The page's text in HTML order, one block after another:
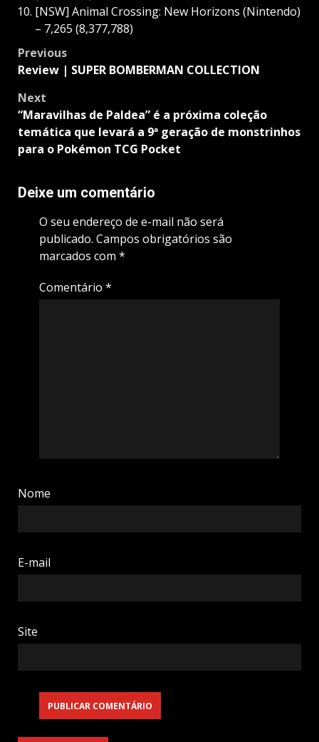
[NSW] Animal Crossing: New Horizons (Nintendo)
– 7,265 (8,377,788)
Post
navigation
Previous
Review | SUPER BOMBERMAN COLLECTION
Next
“Maravilhas de Paldea” é a próxima coleção
temática que levará a 9ª geração de monstrinhos
para o Pokémon TCG Pocket
Deixe um comentário
O seu endereço de e-mail não será
publicado. Campos obrigatórios são
marcados com *
Comentário *
Nome
E-mail
Site